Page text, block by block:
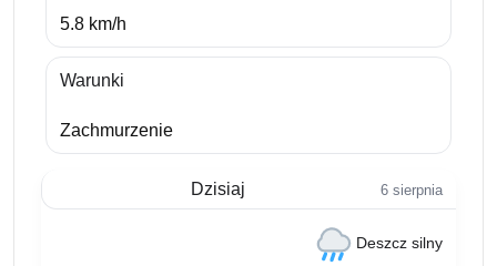
5.8 km/h
Warunki
Zachmurzenie
Dzisiaj 6 sierpnia
Deszcz silny